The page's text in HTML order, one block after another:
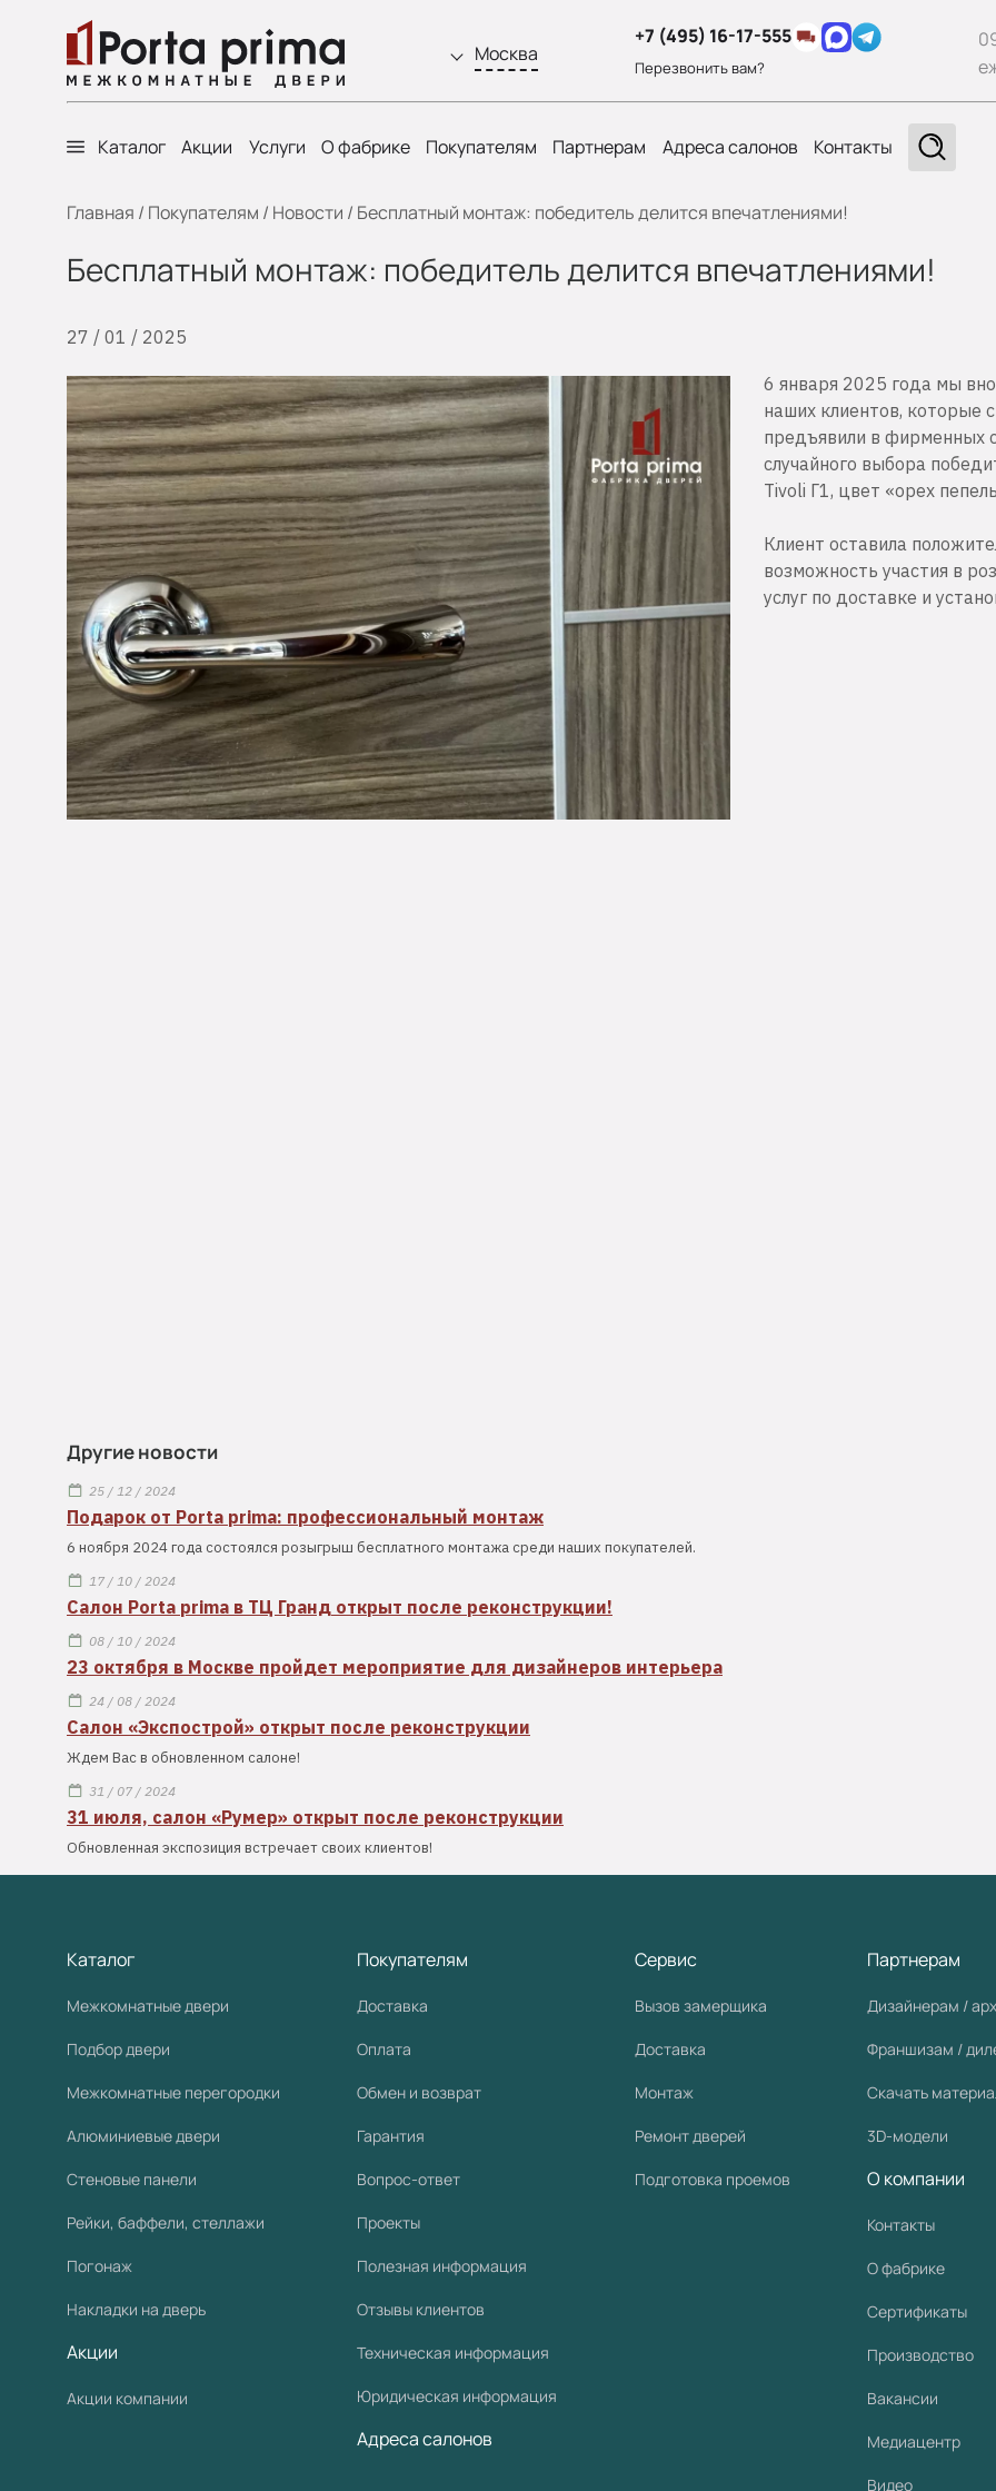
Москва
+7 (495) 16-17-555
Перезвонить вам?
Каталог Акции Услуги О фабрике Покупателям Партнерам Адреса салонов Контакты
Главная / Покупателям / Новости / Бесплатный монтаж: победитель делится впечатлениями!
Бесплатный монтаж: победитель делится впечатлениями!
27 / 01 / 2025
6 января 2025 года мы
наших клиентов, которые
предъявили в фирменных
случайного выбора
Tivoli Г1, цвет «орех
Клиент оставила
возможность участия в
услуг по доставке и
Другие новости
25 / 12 / 2024
Подарок от Porta prima: профессиональный монтаж
6 ноября 2024 года состоялся розыгрыш бесплатного монтажа среди наших покупателей.
17 / 10 / 2024
Салон Porta prima в ТЦ Гранд открыт после реконструкции!
08 / 10 / 2024
23 октября в Москве пройдет мероприятие для дизайнеров интерьера
24 / 08 / 2024
Салон «Экспострой» открыт после реконструкции
Ждем Вас в обновленном салоне!
31 / 07 / 2024
31 июля, салон «Румер» открыт после реконструкции
Обновленная экспозиция встречает своих клиентов!
Каталог
Межкомнатные двери
Подбор двери
Межкомнатные перегородки
Алюминиевые двери
Стеновые панели
Рейки, баффели, стеллажи
Погонаж
Накладки на дверь
Акции
Акции компании
Покупателям
Доставка
Оплата
Обмен и возврат
Гарантия
Вопрос-ответ
Проекты
Полезная информация
Отзывы клиентов
Техническая информация
Юридическая информация
Адреса салонов
Сервис
Вызов замерщика
Доставка
Монтаж
Ремонт дверей
Подготовка проемов
Партнерам
Дизайнерам /
Франшизам /
Скачать
3D-модели
О компании
Контакты
О фабрике
Сертификаты
Производство
Вакансии
Медиацентр
Видео